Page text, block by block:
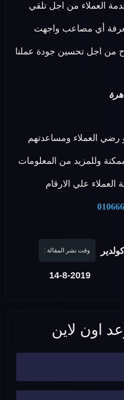
العملاء من اجل تلقي
أي مصاعب واجهت
من اجل تحسين جودة عملنا
رضي العملاء ومساعدتهم
وللمزيد من المعلومات
علي الارقام
وقت نشر المقالة :
14-8-2019
اون لاين